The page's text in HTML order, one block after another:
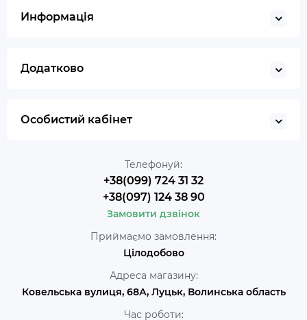
Информація
Додатково
Особистий кабінет
Телефонуй:
+38(099) 724 31 32
+38(097) 124 38 90
Замовити дзвінок
Приймаємо замовлення:
Цілодобово
Адреса магазину:
Ковельська вулиця, 68А, Луцьк, Волинська область
Час роботи: